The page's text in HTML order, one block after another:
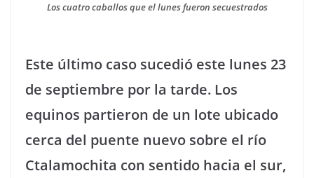
Los cuatro caballos que el lunes fueron secuestrados
Este último caso sucedió este lunes 23
de septiembre por la tarde. Los
equinos partieron de un lote ubicado
cerca del puente nuevo sobre el río
Ctalamochita con sentido hacia el sur,